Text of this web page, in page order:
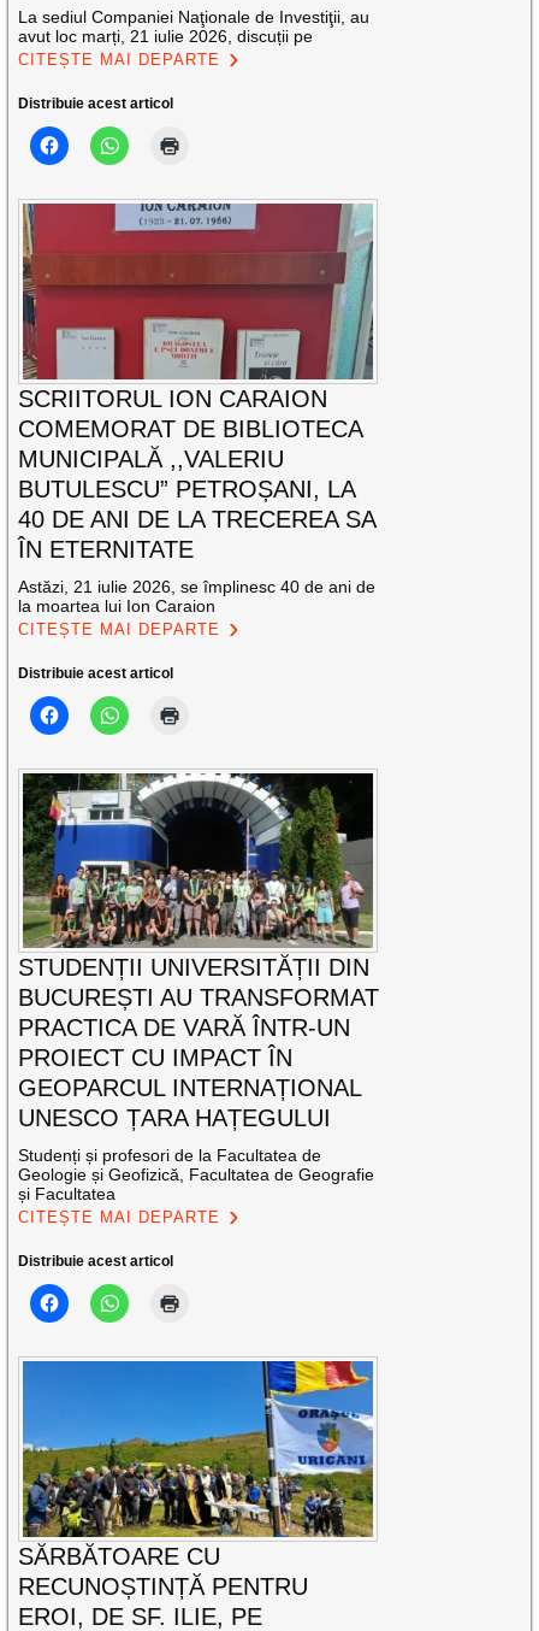
La sediul Companiei Naţionale de Investiţii, au
avut loc marți, 21 iulie 2026, discuții pe
CITEȘTE MAI DEPARTE
Distribuie acest articol
SCRIITORUL ION CARAION
COMEMORAT DE BIBLIOTECA
MUNICIPALĂ ,,VALERIU
BUTULESCU” PETROȘANI, LA
40 DE ANI DE LA TRECEREA SA
ÎN ETERNITATE
Astăzi, 21 iulie 2026, se împlinesc 40 de ani de
la moartea lui Ion Caraion
CITEȘTE MAI DEPARTE
Distribuie acest articol
STUDENȚII UNIVERSITĂȚII DIN
BUCUREȘTI AU TRANSFORMAT
PRACTICA DE VARĂ ÎNTR-UN
PROIECT CU IMPACT ÎN
GEOPARCUL INTERNAȚIONAL
UNESCO ȚARA HAȚEGULUI
Studenți și profesori de la Facultatea de
Geologie și Geofizică, Facultatea de Geografie
și Facultatea
CITEȘTE MAI DEPARTE
Distribuie acest articol
SĂRBĂTOARE CU
RECUNOȘTINȚĂ PENTRU
EROI, DE SF. ILIE, PE